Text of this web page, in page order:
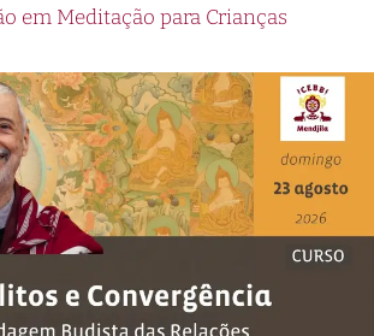
em Meditação para Crianças